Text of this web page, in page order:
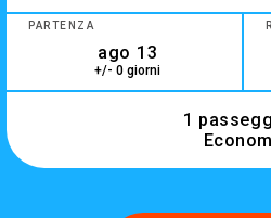
3 results are available, use up
PARTENZA
+/- 0 giorni
1